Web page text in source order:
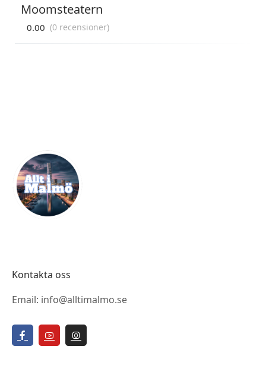
Moomsteatern
0.00 (0 recensioner)
Kontakta oss
Email: info@alltimalmo.se